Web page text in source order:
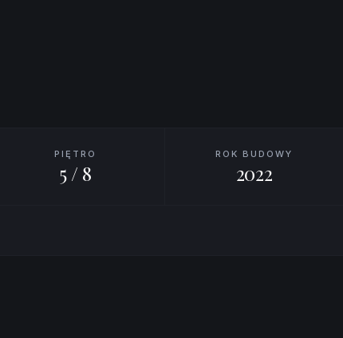
PIĘTRO
5 / 8
ROK BUDOWY
2022